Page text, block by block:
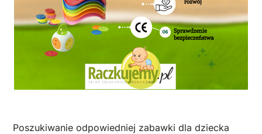
Poszukiwanie odpowiedniej zabawki dla dziecka